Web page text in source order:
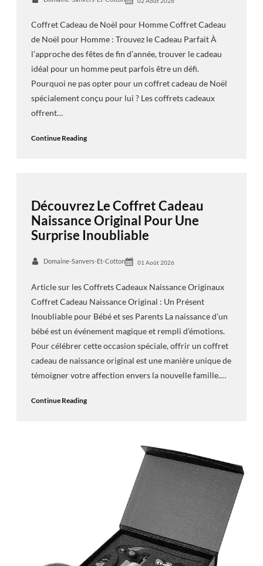
Coffret Cadeau de Noël pour Homme Coffret Cadeau
de Noël pour Homme : Trouvez le Cadeau Parfait À
l’approche des fêtes de fin d’année, trouver le cadeau
idéal pour un homme peut parfois être un défi.
Pourquoi ne pas opter pour un coffret cadeau de Noël
spécialement conçu pour lui ? Les coffrets cadeaux
offrent…
Continue Reading
Découvrez Le Coffret Cadeau
Naissance Original Pour Une
Surprise Inoubliable
Domaine-Sanvers-Et-Cotton 01 Août 2026
Article sur les Coffrets Cadeaux Naissance Originaux
Coffret Cadeau Naissance Original : Un Présent
Inoubliable pour Bébé et ses Parents La naissance d’un
bébé est un événement magique et rempli d’émotions.
Pour célébrer cette occasion spéciale, offrir un coffret
cadeau de naissance original est une manière unique de
témoigner votre affection envers la nouvelle famille.…
Continue Reading